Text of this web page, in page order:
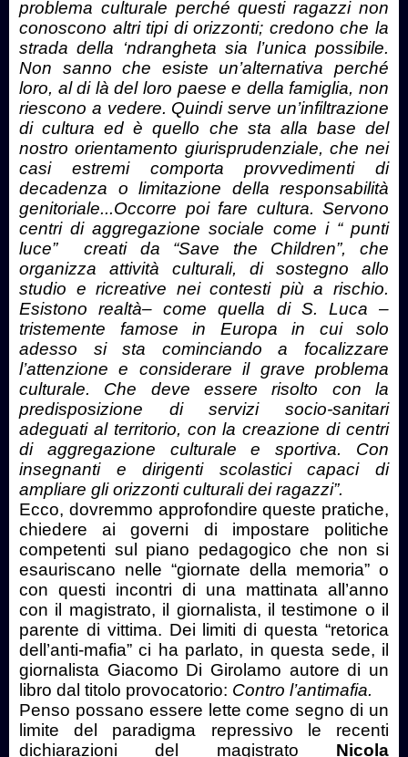
problema culturale perché questi ragazzi non
conoscono altri tipi di orizzonti; credono che la
strada della ‘ndrangheta sia l’unica possibile.
Non sanno che esiste un’alternativa perché
loro, al di là del loro paese e della famiglia, non
riescono a vedere. Quindi serve un’infiltrazione
di cultura ed è quello che sta alla base del
nostro orientamento giurisprudenziale, che nei
casi estremi comporta provvedimenti di
decadenza o limitazione della responsabilità
genitoriale...Occorre poi fare cultura. Servono
centri di aggregazione sociale come i “ punti
luce” creati da “Save the Children”, che
organizza attività culturali, di sostegno allo
studio e ricreative nei contesti più a rischio.
Esistono realtà– come quella di S. Luca –
tristemente famose in Europa in cui solo
adesso si sta cominciando a focalizzare
l’attenzione e considerare il grave problema
culturale. Che deve essere risolto con la
predisposizione di servizi socio-sanitari
adeguati al territorio, con la creazione di centri
di aggregazione culturale e sportiva. Con
insegnanti e dirigenti scolastici capaci di
ampliare gli orizzonti culturali dei ragazzi”.
Ecco, dovremmo approfondire queste pratiche,
chiedere ai governi di impostare politiche
competenti sul piano pedagogico che non si
esauriscano nelle “giornate della memoria” o
con questi incontri di una mattinata all’anno
con il magistrato, il giornalista, il testimone o il
parente di vittima. Dei limiti di questa “retorica
dell’anti-mafia” ci ha parlato, in questa sede, il
giornalista Giacomo Di Girolamo autore di un
libro dal titolo provocatorio: Contro l’antimafia.
Penso possano essere lette come segno di un
limite del paradigma repressivo le recenti
dichiarazioni del magistrato Nicola